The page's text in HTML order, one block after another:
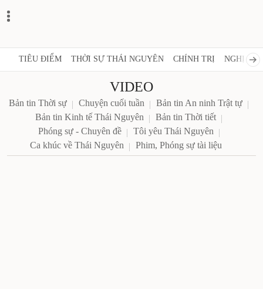
TIÊU ĐIỂM THỜI SỰ THÁI NGUYÊN CHÍNH TRỊ NGHỊ
VIDEO
Bản tin Thời sự Chuyện cuối tuần
Bản tin An ninh Trật tự
Bản tin Kinh tế Thái Nguyên
Bản tin Thời tiết
Phóng sự - Chuyên đề
Tôi yêu Thái Nguyên
Ca khúc về Thái Nguyên
Phim, Phóng sự tài liệu